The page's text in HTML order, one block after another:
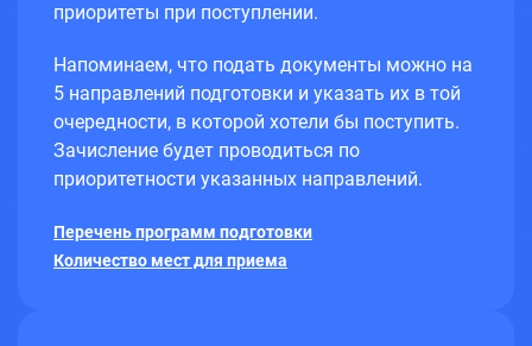
приоритеты при поступлении.
Напоминаем, что подать документы можно на
5 направлений подготовки и указать их в той
очередности, в которой хотели бы поступить.
Зачисление будет проводиться по
приоритетности указанных направлений.
Перечень программ подготовки
Количество мест для приема